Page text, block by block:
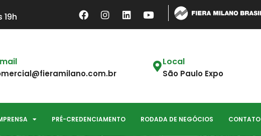
Local
São Paulo Expo
PRÉ-CREDENCIAMENTO RODADA DE NEGÓCIOS CONTATO